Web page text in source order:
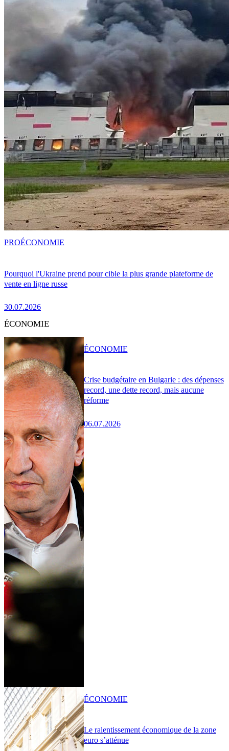
Pourquoi l'Ukraine prend pour cible la plus grande plateforme de
vente en ligne russe
30.07.2026
PROÉCONOMIE
ÉCONOMIE
Crise budgétaire en Bulgarie : des dépenses
record, une dette record, mais aucune
réforme
06.07.2026
ÉCONOMIE
Le ralentissement économique de la zone
euro s’atténue
ÉCONOMIE